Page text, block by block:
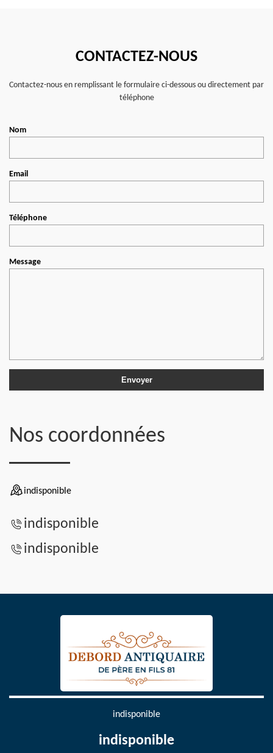
CONTACTEZ-NOUS
Contactez-nous en remplissant le formulaire ci-dessous ou directement par
téléphone
Nom
Email
Téléphone
Message
Nos coordonnées
indisponible
indisponible
indisponible
indisponible
indisponible